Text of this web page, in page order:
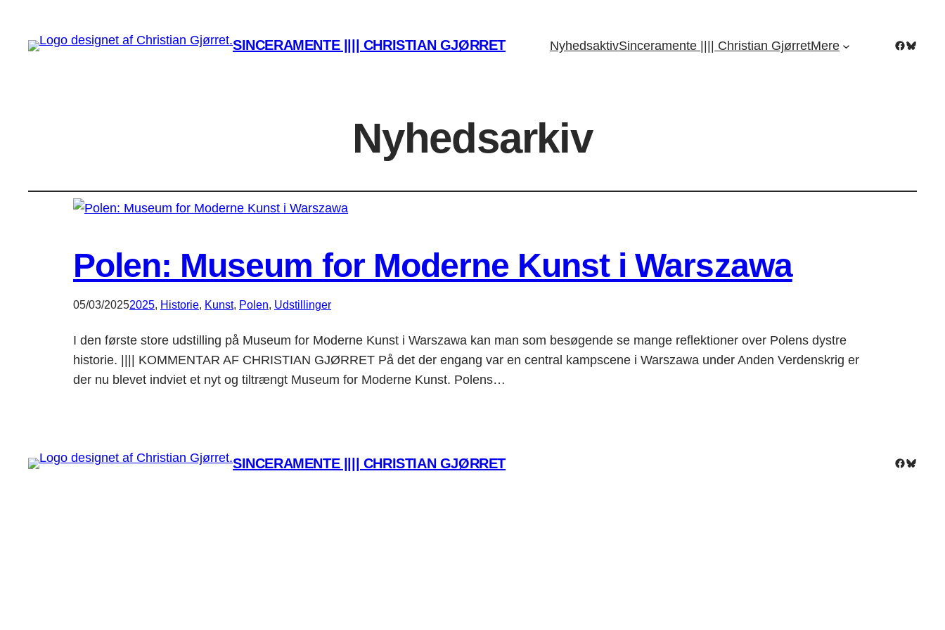
SINCERAMENTE |||| CHRISTIAN GJØRRET NyhedsaktivSinceramente |||| Christian GjørretMere Facebook
Bluesky
Nyhedsarkiv
Polen: Museum for Moderne Kunst i Warszawa
05/03/20252025, Historie, Kunst, Polen, Udstillinger
I den første store udstilling på Museum for Moderne Kunst i Warszawa kan man som besøgende se mange reflektioner over Polens dystre
historie. |||| KOMMENTAR AF CHRISTIAN GJØRRET På det der engang var en central kampscene i Warszawa under Anden Verdenskrig er
der nu blevet indviet et nyt og tiltrængt Museum for Moderne Kunst. Polens…
SINCERAMENTE |||| CHRISTIAN GJØRRET Facebook
Bluesky